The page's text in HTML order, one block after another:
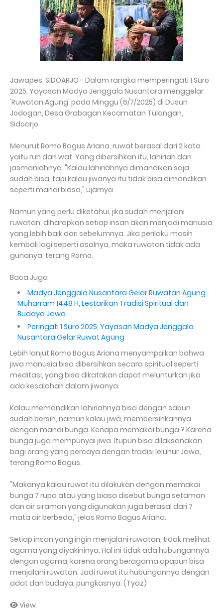
Jawapes, SIDOARJO - Dalam rangka memperingati 1 Suro
2025, Yayasan Madya Jenggala Nusantara menggelar
'Ruwatan Agung' pada Minggu (6/7/2025) di Dusun
Jodogan, Desa Grabagan Kecamatan Tulangan,
Sidoarjo.
Menurut Romo Bagus Ariana, ruwat berasal dari 2 kata
yaitu ruh dan wat. Yang dibersihkan itu, lahiriah dan
jasmaniahnya. "Kalau lahiriahnya dimandikan saja
sudah bisa, tapi kalau jiwanya itu tidak bisa dimandikan
seperti mandi biasa," ujarnya.
Namun yang perlu diketahui, jika sudah menjalani
ruwatan, diharapkan setiap insan akan menjadi manusia
yang lebih baik dari sebelumnya. Jika perilaku masih
kembali lagi seperti asalnya, maka ruwatan tidak ada
gunanya, terang Romo.
Baca Juga
Madya Jenggala Nusantara Gelar Ruwatan Agung
Muharram 1448 H, Lestarikan Tradisi Spiritual dan
Budaya Jawa
Peringati 1 Suro 2025, Yayasan Madya Jenggala
Nusantara Gelar Ruwat Agung
Lebih lanjut Romo Bagus Ariana menyampaikan bahwa
jiwa manusia bisa dibersihkan secara spiritual seperti
meditasi, yang bisa dikatakan dapat melunturkan jika
ada kesalahan dalam jiwanya.
Kalau memandikan lahiriahnya bisa dengan sabun
sudah bersih, namun kalau jiwa, membersihkannya
dengan mandi bunga. Kenapa memakai bunga ? Karena
bunga juga mempunyai jiwa. Itupun bisa dilaksanakan
bagi orang yang percaya dengan tradisi leluhur Jawa,
terang Romo Bagus.
"Makanya kalau ruwat itu dilakukan dengan memakai
bunga 7 rupa atau yang biasa disebut bunga setaman
dan air siraman yang digunakan juga berasal dari 7
mata air berbeda," jelas Romo Bagus Ariana.
Setiap insan yang ingin menjalani ruwatan, tidak melihat
agama yang diyakininya. Hal ini tidak ada hubungannya
dengan agama, karena orang beragama apapun bisa
menjalani ruwatan. Jadi ruwat itu hubungannya dengan
adat dan budaya, pungkasnya. (Tyaz)
View